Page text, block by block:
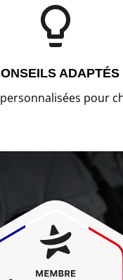
ADAPTÉS
pour